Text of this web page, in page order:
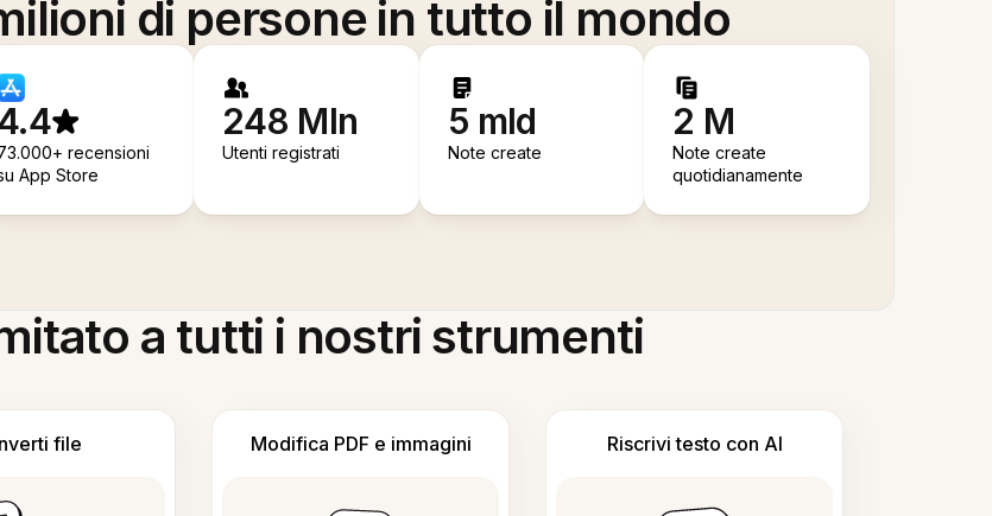
di persone in tutto il mondo
recensioni
App Store
248 Mln
Utenti registrati
5 mld
Note create
2 M
Note create
quotidianamente
a tutti i nostri strumenti
file Modifica PDF e immagini Riscrivi testo con AI